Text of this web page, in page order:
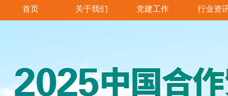
首页 关于我们 党建工作 行业资